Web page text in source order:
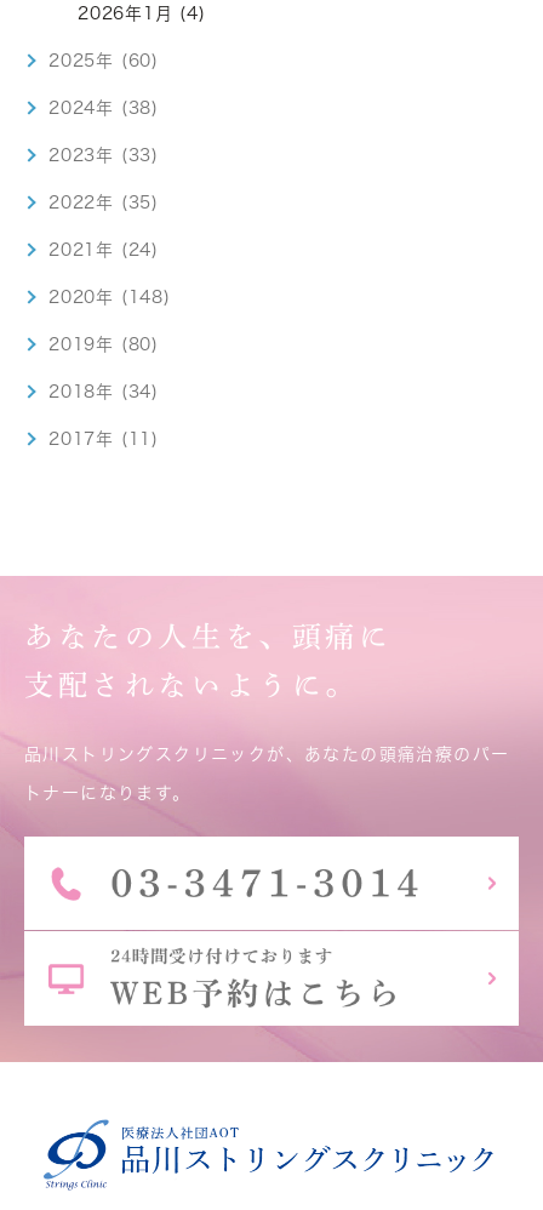
2026年1月 (4)
2025年 (60)
2024年 (38)
2023年 (33)
2022年 (35)
2021年 (24)
2020年 (148)
2019年 (80)
2018年 (34)
2017年 (11)
あなたの人生を、頭痛に
支配されないように。
品川ストリングスクリニックが、あなたの頭痛治療のパー
トナーになります。